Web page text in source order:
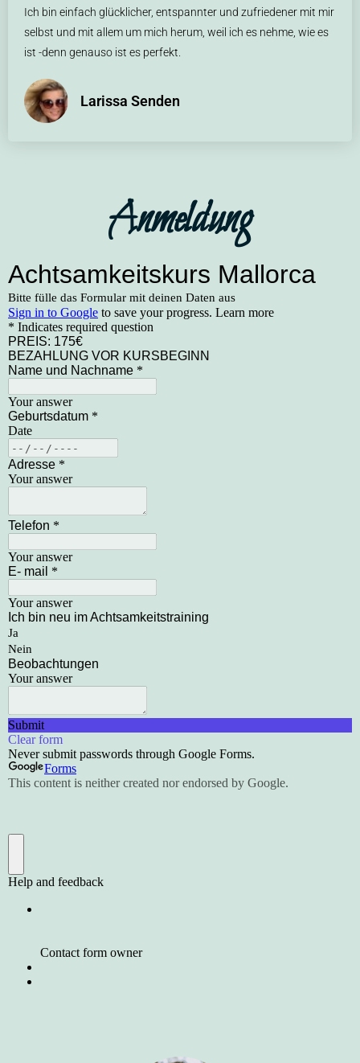
Ich bin einfach glücklicher, entspannter und zufriedener mit mir
selbst und mit allem um mich herum, weil ich es nehme, wie es
ist -denn genauso ist es perfekt.
Larissa Senden
Anmeldung